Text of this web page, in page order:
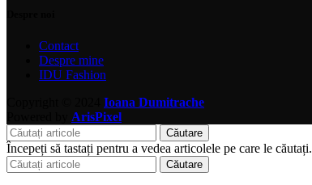
Contact
Despre mine
IDU Fashion
Ioana Dumitrache
ArisPixel
Căutare
Începeți să tastați pentru a vedea articolele pe care le căutați.
Căutare